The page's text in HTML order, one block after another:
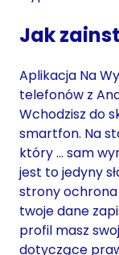
Jak
Aplikacja Na
telefonów z
Wchodzisz do
smartfon. Na
który … sam
jest to jedyny
strony ochrona
twoje dane
profil masz
dotyczące